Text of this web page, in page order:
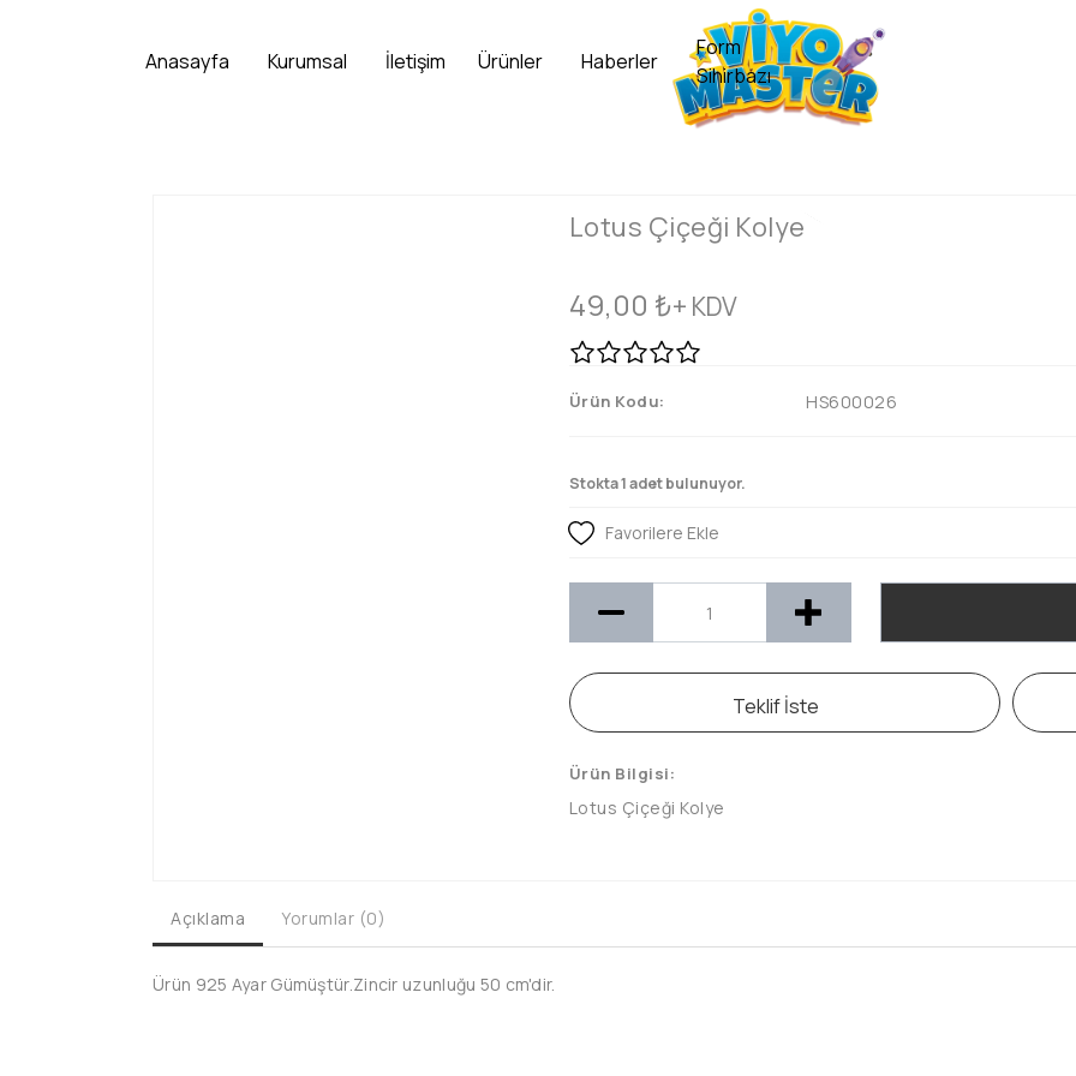
Lotus Çiçeği Kolye
49,00 ₺+ KDV
Ürün Kodu: HS600026
Stokta 1 adet bulunuyor.
Favorilere Ekle
Teklif İste
Ürün Bilgisi:
Lotus Çiçeği Kolye
Açıklama Yorumlar (0)
Ürün 925 Ayar Gümüştür.Zincir uzunluğu 50 cm'dir.
Anasayfa Kurumsal İletişim Ürünler Haberler
Form
Sihirbazı